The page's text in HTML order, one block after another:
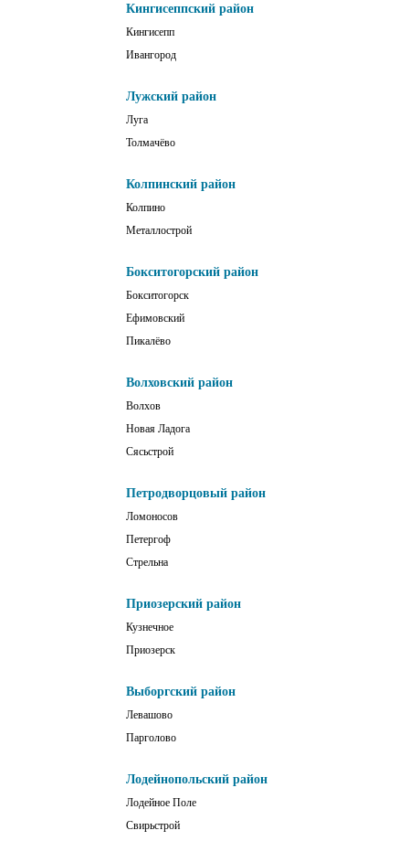
Кингисеппский район
Кингисепп
Ивангород
Лужский район
Луга
Толмачёво
Колпинский район
Колпино
Металлострой
Бокситогорский район
Бокситогорск
Ефимовский
Пикалёво
Волховский район
Волхов
Новая Ладога
Сясьстрой
Петродворцовый район
Ломоносов
Петергоф
Стрельна
Приозерский район
Кузнечное
Приозерск
Выборгский район
Левашово
Парголово
Лодейнопольский район
Лодейное Поле
Свирьстрой